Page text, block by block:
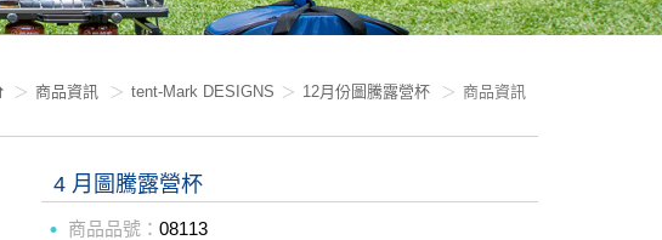
商品資訊 tent-Mark DESIGNS 12月份圖騰露營杯 商品資訊
4 月圖騰露營杯
商品品號：08113